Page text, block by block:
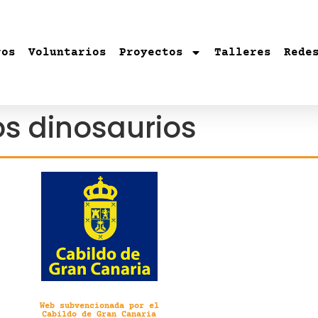
Voluntarios Proyectos Talleres
dinosaurios
Web subvencionada por el
Cabildo de Gran Canaria